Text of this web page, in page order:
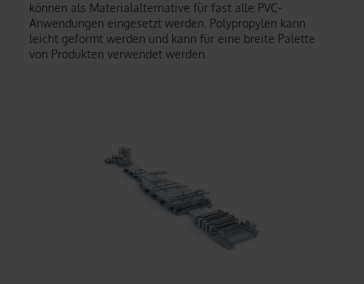
können als Materialalternative für fast alle PVC-
Anwendungen eingesetzt werden. Polypropylen kann
leicht geformt werden und kann für eine breite Palette
von Produkten verwendet werden.